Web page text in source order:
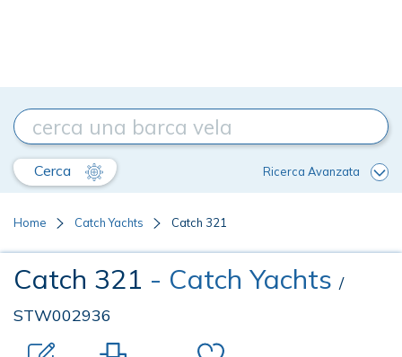
Cerca Ricerca Avanzata
Home Catch Yachts Catch 321
Catch 321 - Catch Yachts /
STW002936